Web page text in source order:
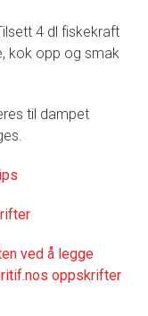
4 dl fiskekraft
kok opp og smak
til dampet
ved å legge
oppskrifter